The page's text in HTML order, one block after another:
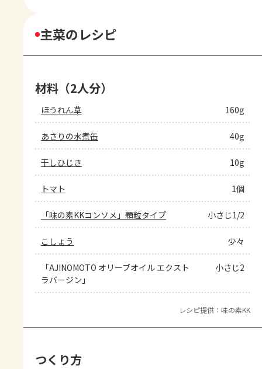
主菜のレシピ
材料（2人分）
ほうれん草 160g
あさりの水煮缶 40g
干しひじき 10g
トマト 1個
「味の素KKコンソメ」顆粒タイプ 小さじ1/2
こしょう 少々
「AJINOMOTO オリーブオイル エクスト
ラバージン」
小さじ2
レシピ提供：味の素KK
つくり方